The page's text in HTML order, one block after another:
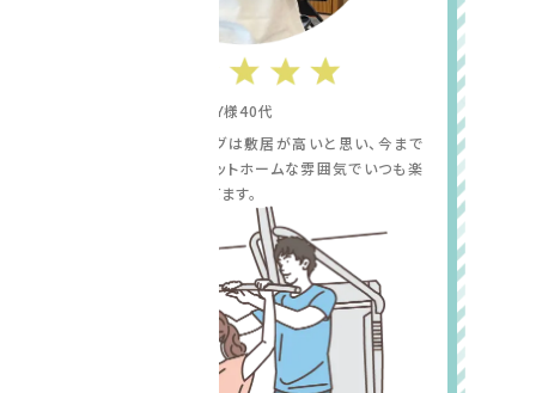
Y様40代
パーソナルトレーニングは敷居が高いと思い、今まで
躊躇していましたがアットホームな雰囲気でいつも楽
しく通わせていただいてます。